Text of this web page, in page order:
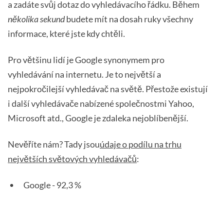
a zadáte svůj dotaz do vyhledávacího řádku. Během
několika sekundbudete mít na dosah ruky všechny
informace, které jste kdy chtěli.
Pro většinu lidí je Google synonymem pro
vyhledávání na internetu. Je to největší a
nejpokročilejší vyhledávač na světě. Přestože existují
i další vyhledávače nabízené společnostmi Yahoo,
Microsoft atd., Google je zdaleka nejoblíbenější.
Nevěříte nám? Tady jsouúdaje o podílu na trhu
největších světových vyhledávačů:
Google - 92,3 %